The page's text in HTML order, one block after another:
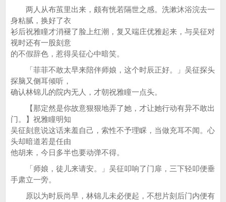
两人从布茧里出来，颇有恍若隔世之感。洗漱沐浴浣去一
身粘腻，换好了衣
衫后祝雅瞳才消褪了脸上红潮，复又端庄优雅起来，与吴征对
视时还有一股刻意
的不假辞色，惹得吴征心中暗笑。
「菲菲不敢太早来陪伴师娘，这个时辰正好。」吴征探头
探脑又侧耳倾听，
确认林锦儿的院内无人，才朝祝雅瞳一点头。
【那定然是你故意狠狠地弄了她，才让她行动有异不敢出
门。】祝雅瞳明知
吴征刻意说这话来羞自己，索性不予理睬，当做充耳不闻。心
头却暗道若是任由
他胡来，今日多半也要动弹不得。
「师娘，徒儿来请安。」吴征叩响了门扉，三下轻叩便垂
手肃立一旁。
原以为时辰尚早，林锦儿未必便起，不想片刻后门内便有